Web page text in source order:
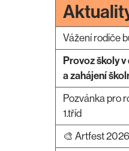
Vážení rodiče
Provoz školy
a zahájení
Pozvánka pro
1.tříd
🎨 Artfest